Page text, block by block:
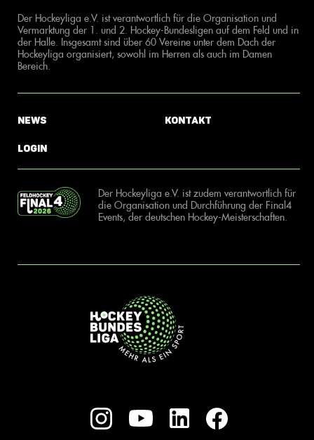
Der Hockeyliga e.V. ist verantwortlich für die Organisation und
Vermarktung der 1. und 2. Hockey-Bundesligen auf dem Feld und in
der Halle. Insgesamt sind über 60 Vereine unter dem Dach der
Hockeyliga organisiert, sowohl im Herren als auch im Damen
Bereich.
News
Login
Kontakt
Der Hockeyliga e.V. ist zudem verantwortlich für
die Organisation und Durchführung der Final4
Events, der deutschen Hockey-Meisterschaften.